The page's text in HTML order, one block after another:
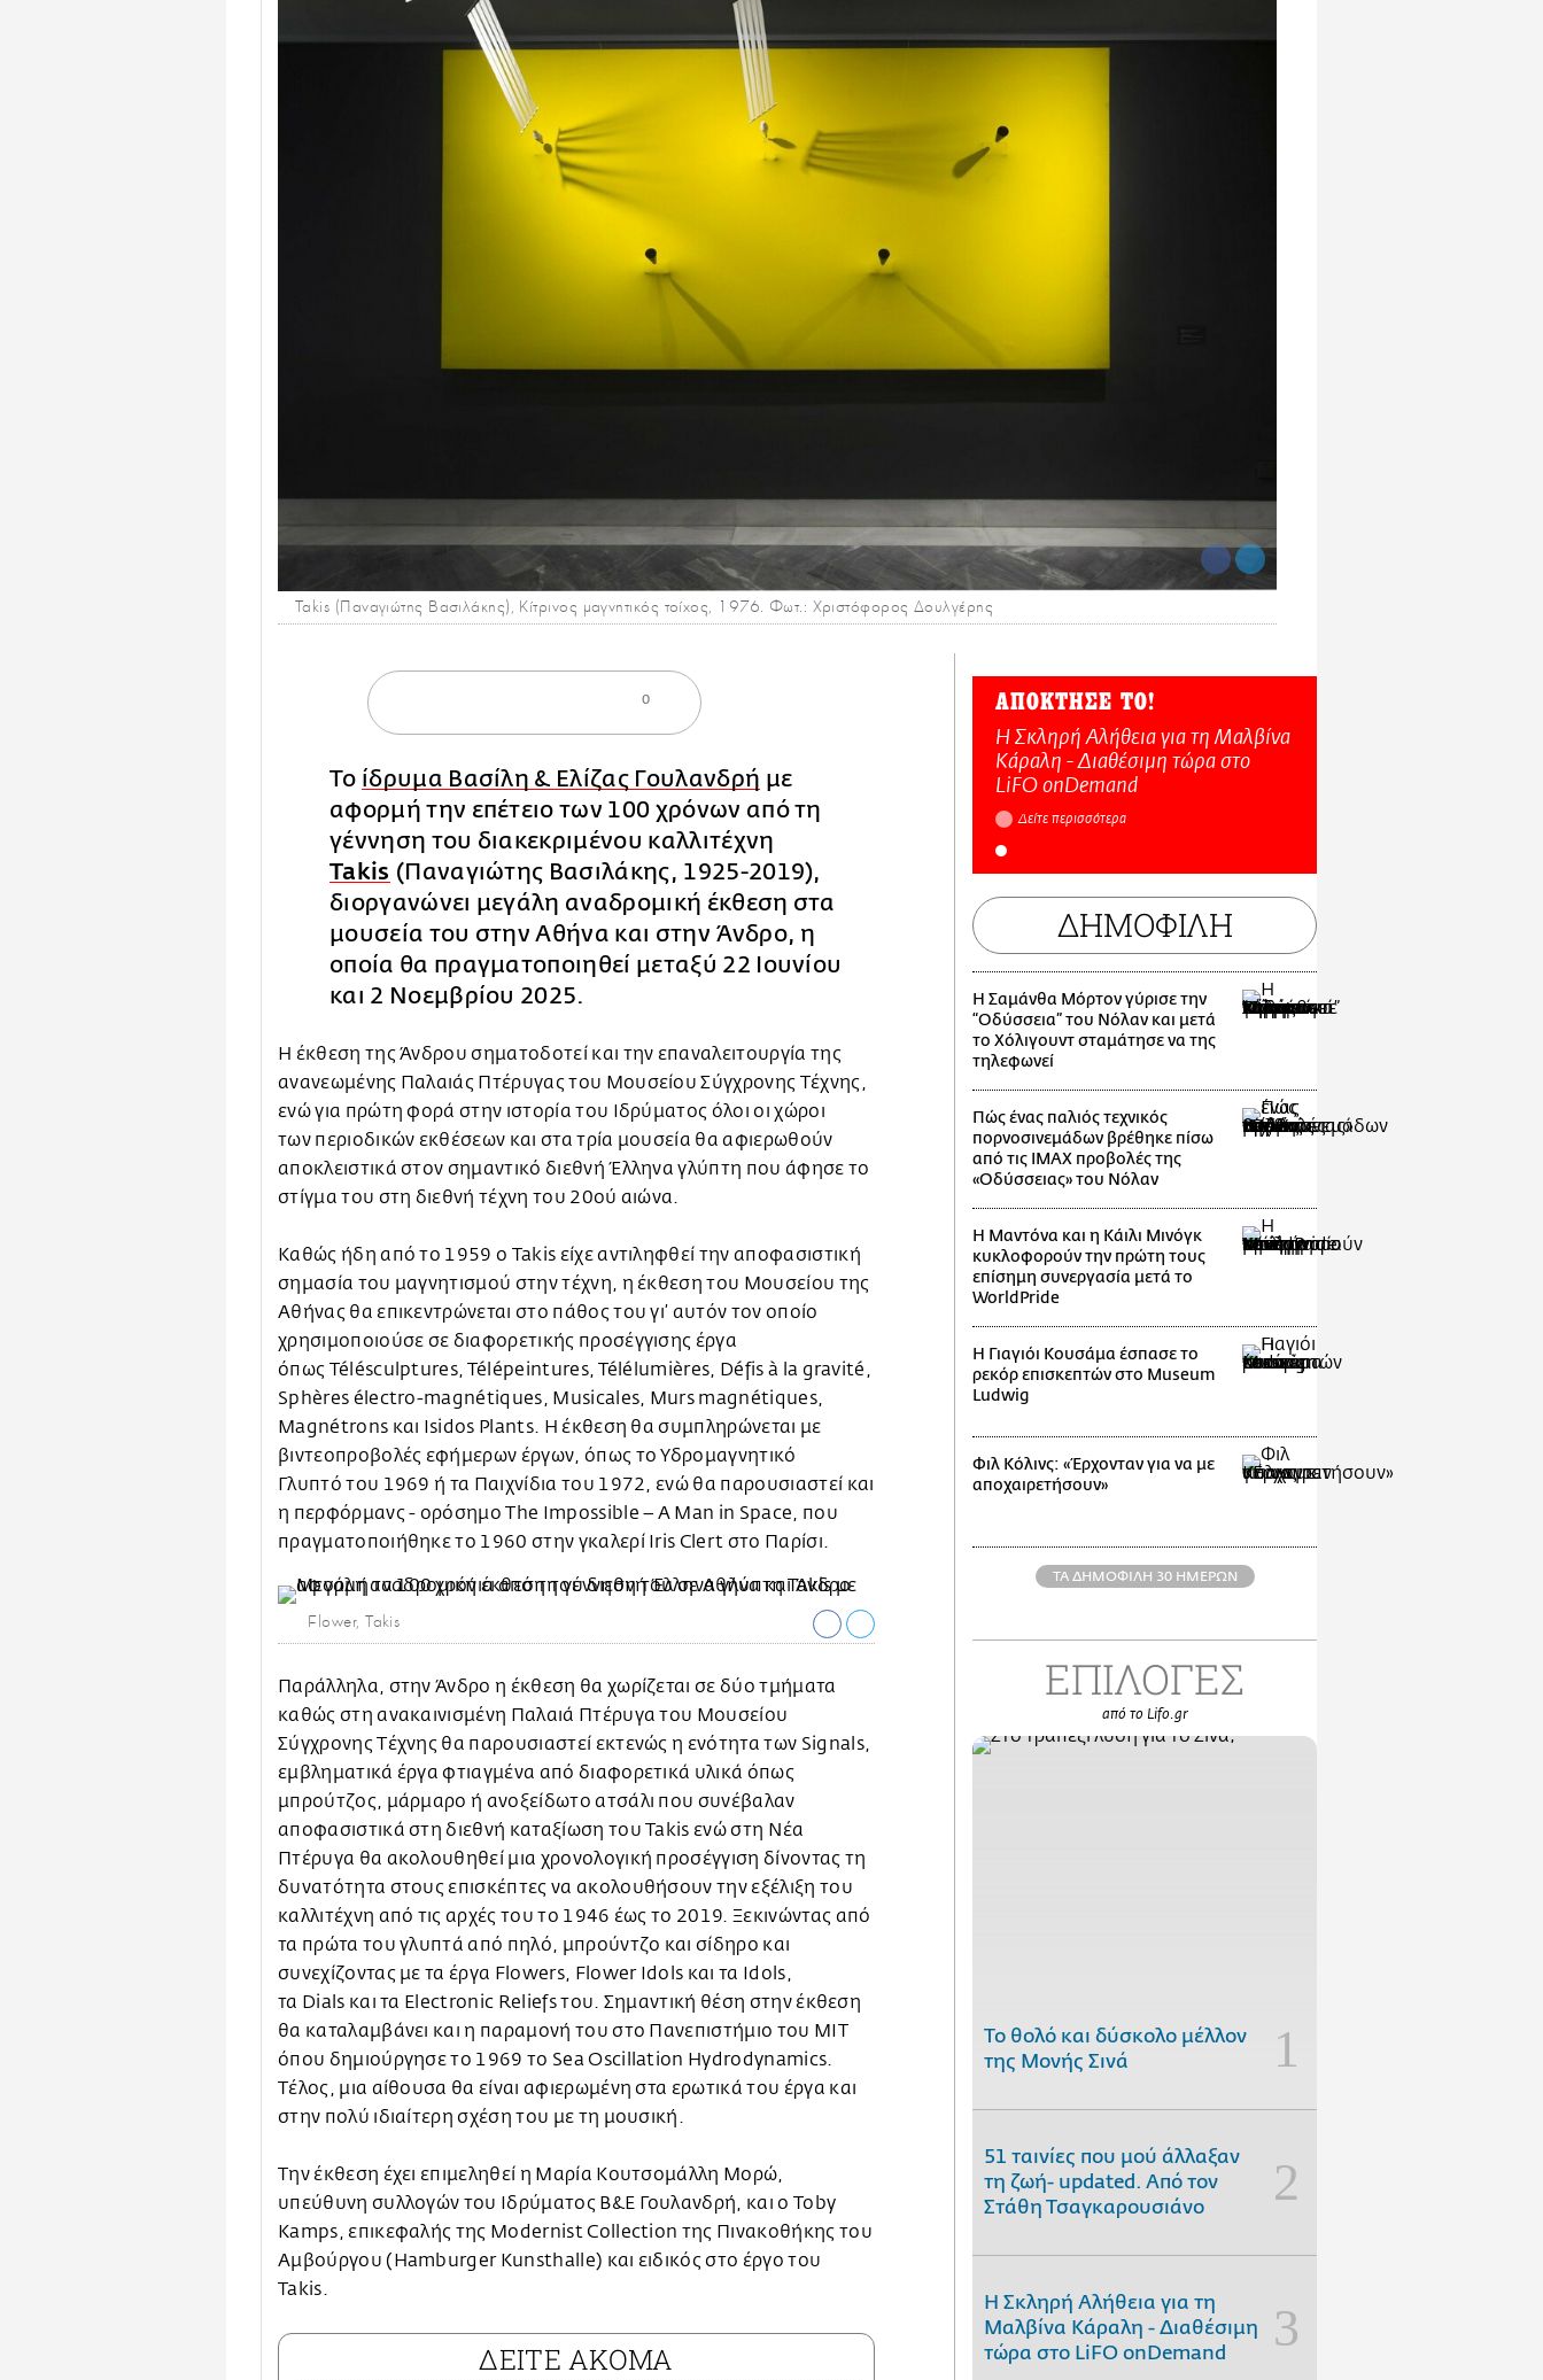
Takis (Παναγιώτης Βασιλάκης), Κίτρινος μαγνητικός τοίχος, 1976. Φωτ.: Χριστόφορος Δουλγέρης
0
Το ίδρυμα Βασίλη & Ελίζας Γουλανδρή με
αφορμή την επέτειο των 100 χρόνων από τη
γέννηση του διακεκριμένου καλλιτέχνη
Takis (Παναγιώτης Βασιλάκης, 1925-2019),
διοργανώνει μεγάλη αναδρομική έκθεση στα
μουσεία του στην Αθήνα και στην Άνδρο, η
οποία θα πραγματοποιηθεί μεταξύ 22 Ιουνίου
και 2 Νοεμβρίου 2025.
Η έκθεση της Άνδρου σηματοδοτεί και την επαναλειτουργία της
ανανεωμένης Παλαιάς Πτέρυγας του Μουσείου Σύγχρονης Τέχνης,
ενώ για πρώτη φορά στην ιστορία του Ιδρύματος όλοι οι χώροι
των περιοδικών εκθέσεων και στα τρία μουσεία θα αφιερωθούν
αποκλειστικά στον σημαντικό διεθνή Έλληνα γλύπτη που άφησε το
στίγμα του στη διεθνή τέχνη του 20ού αιώνα.
Καθώς ήδη από το 1959 ο Takis είχε αντιληφθεί την αποφασιστική
σημασία του μαγνητισμού στην τέχνη, η έκθεση του Μουσείου της
Αθήνας θα επικεντρώνεται στο πάθος του γι’ αυτόν τον οποίο
χρησιμοποιούσε σε διαφορετικής προσέγγισης έργα
όπως Télésculptures, Télépeintures, Télélumières, Défis à la gravité,
Sphères électro-magnétiques, Musicales, Murs magnétiques,
Magnétrons και Isidos Plants. Η έκθεση θα συμπληρώνεται με
βιντεοπροβολές εφήμερων έργων, όπως το Υδρομαγνητικό
Γλυπτό του 1969 ή τα Παιχνίδια του 1972, ενώ θα παρουσιαστεί και
η περφόρμανς - ορόσημο The Impossible – A Man in Space, που
πραγματοποιήθηκε το 1960 στην γκαλερί Iris Clert στο Παρίσι.
Flower, Takis
Παράλληλα, στην Άνδρο η έκθεση θα χωρίζεται σε δύο τμήματα
καθώς στη ανακαινισμένη Παλαιά Πτέρυγα του Μουσείου
Σύγχρονης Τέχνης θα παρουσιαστεί εκτενώς η ενότητα των Signals,
εμβληματικά έργα φτιαγμένα από διαφορετικά υλικά όπως
μπρούτζος, μάρμαρο ή ανοξείδωτο ατσάλι που συνέβαλαν
αποφασιστικά στη διεθνή καταξίωση του Takis ενώ στη Νέα
Πτέρυγα θα ακολουθηθεί μια χρονολογική προσέγγιση δίνοντας τη
δυνατότητα στους επισκέπτες να ακολουθήσουν την εξέλιξη του
καλλιτέχνη από τις αρχές του το 1946 έως το 2019. Ξεκινώντας από
τα πρώτα του γλυπτά από πηλό, μπρούντζο και σίδηρο και
συνεχίζοντας με τα έργα Flowers, Flower Idols και τα Idols,
τα Dials και τα Electronic Reliefs του. Σημαντική θέση στην έκθεση
θα καταλαμβάνει και η παραμονή του στο Πανεπιστήμιο του MIT
όπου δημιούργησε το 1969 το Sea Oscillation Hydrodynamics.
Τέλος, μια αίθουσα θα είναι αφιερωμένη στα ερωτικά του έργα και
στην πολύ ιδιαίτερη σχέση του με τη μουσική.
Την έκθεση έχει επιμεληθεί η Μαρία Κουτσομάλλη Μορώ,
υπεύθυνη συλλογών του Ιδρύματος Β&Ε Γουλανδρή, και ο Toby
Kamps, επικεφαλής της Modernist Collection της Πινακοθήκης του
Αμβούργου (Hamburger Kunsthalle) και ειδικός στο έργο του
Takis.
ΔΕΙΤΕ ΑΚΟΜΑ
ΑΠΟΚΤΗΣΕ ΤΟ!
Η Σκληρή Αλήθεια για τη Μαλβίνα
Κάραλη - Διαθέσιμη τώρα στo
LiFO onDemand
Δείτε περισσότερα
ΔΗΜΟΦΙΛΗ
Η Σαμάνθα Μόρτον γύρισε την
“Οδύσσεια” του Νόλαν και μετά
το Χόλιγουντ σταμάτησε να της
τηλεφωνεί
Πώς ένας παλιός τεχνικός
πορνοσινεμάδων βρέθηκε πίσω
από τις IMAX προβολές της
«Οδύσσειας» του Νόλαν
Η Μαντόνα και η Κάιλι Μινόγκ
κυκλοφορούν την πρώτη τους
επίσημη συνεργασία μετά το
WorldPride
Η Γιαγιόι Κουσάμα έσπασε το
ρεκόρ επισκεπτών στο Museum
Ludwig
Φιλ Κόλινς: «Έρχονταν για να με
αποχαιρετήσουν»
ΤΑ ΔΗΜΟΦΙΛΗ 30 ΗΜΕΡΩΝ
ΕΠΙΛΟΓΕΣ
από το Lifo.gr
Το θολό και δύσκολο μέλλον
της Μονής Σινά
51 ταινίες που μού άλλαξαν
τη ζωή- updated. Aπό τον
Στάθη Τσαγκαρουσιάνο
Η Σκληρή Αλήθεια για τη
Μαλβίνα Κάραλη - Διαθέσιμη
τώρα στo LiFO onDemand